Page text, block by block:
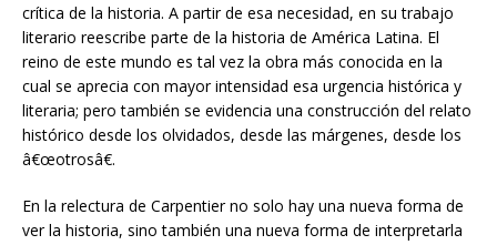
crítica de la historia. A partir de esa necesidad, en su trabajo
literario reescribe parte de la historia de América Latina. El
reino de este mundo es tal vez la obra más conocida en la
cual se aprecia con mayor intensidad esa urgencia histórica y
literaria; pero también se evidencia una construcción del relato
histórico desde los olvidados, desde las márgenes, desde los
â€œotrosâ€.
En la relectura de Carpentier no solo hay una nueva forma de
ver la historia, sino también una nueva forma de interpretarla